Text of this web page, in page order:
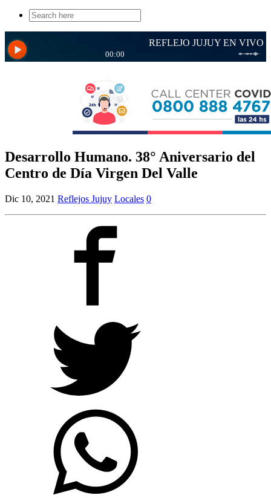
Search
for:
Desarrollo Humano. 38° Aniversario del
Centro de Día Virgen Del Valle
Dic 10, 2021 Reflejos Jujuy Locales 0